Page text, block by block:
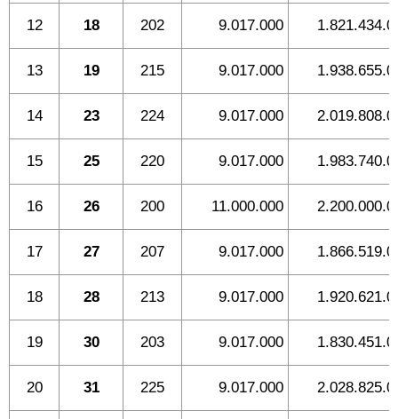
12 18 202 9.017.000
13 19 215 9.017.000
14 23 224 9.017.000
15 25 220 9.017.000
16 26 200 11.000.000
17 27 207 9.017.000
18 28 213 9.017.000
19 30 203 9.017.000
20 31 225 9.017.000